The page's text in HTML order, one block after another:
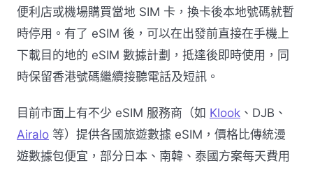
便利店或機場購買當地 SIM 卡，換卡後本地號碼就暫
時停用。有了 eSIM 後，可以在出發前直接在手機上
下載目的地的 eSIM 數據計劃，抵達後即時使用，同
時保留香港號碼繼續接聽電話及短訊。
目前市面上有不少 eSIM 服務商（如 Klook 、DJB、
Airalo 等）提供各國旅遊數據 eSIM，價格比傳統漫
遊數據包便宜，部分日本、南韓、泰國方案每天費用